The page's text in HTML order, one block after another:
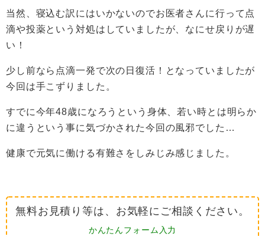
当然、寝込む訳にはいかないのでお医者さんに行って点
滴や投薬という対処はしていましたが、なにせ戻りが遅
い！
少し前なら点滴一発で次の日復活！となっていましたが
今回は手こずりました。
すでに今年48歳になろうという身体、若い時とは明らか
に違うという事に気づかされた今回の風邪でした…
健康で元気に働ける有難さをしみじみ感じました。
無料お見積り等は、お気軽にご相談ください。
かんたんフォーム入力